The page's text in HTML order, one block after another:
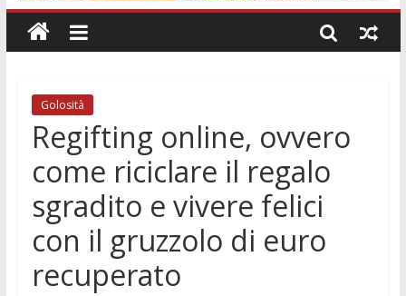
Bonus trasporto pubblico Veneto: 200 euro per l’abbonamento
annuale
Golosità
Regifting online, ovvero
come riciclare il regalo
sgradito e vivere felici
con il gruzzolo di euro
recuperato